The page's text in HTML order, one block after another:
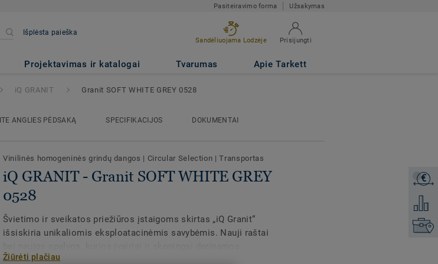
Pasiteiravimo forma Užsakymas
Išplėsta paieška
Sandėliuojama Lodzėje Prisijungti
Projektavimas ir katalogai Tvarumas Apie Tarkett
GREY 0528
€
Pridėti
iQ GRANIT Granit SOFT WHITE GREY 0528
ANGLIES PĖDSAKĄ SPECIFIKACIJOS
DOKUMENTAI
Vinilinės homogeninės grindų dangos | Circular Selection |Transportas
iQ GRANIT - Granit SOFT WHITE GREY
0528
Švietimo ir sveikatos priežiūros įstaigoms skirtas „iQ Granit“
išsiskiria unikaliomis eksploatacinėmis savybėmis. Nauji raštai
tarpusavyje bei naudojamos atskirai. „iQ Granit“ pasižymi
Žiūrėti plačiau